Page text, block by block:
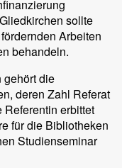
sollte
Arbeiten
behandeln.
gehört die
deren Zahl Referat
Referentin erbittet
für die Bibliotheken
Studienseminar